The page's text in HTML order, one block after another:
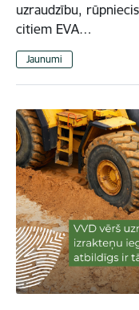
uzraudzību,
citiem EVA…
Jaunumi